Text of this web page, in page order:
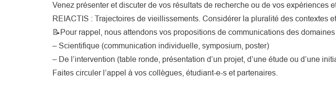
Venez présenter et discuter de vos résultats de recherche ou de vos expériences
REIACTIS : Trajectoires de vieillissements. Considérer la pluralité des contextes
📝Pour rappel, nous attendons vos propositions de communications des domaines
– Scientifique (communication individuelle, symposium, poster)
– De l’intervention (table ronde, présentation d’un projet, d’une étude ou d’une
Faites circuler l’appel à vos collègues, étudiant-e-s et partenaires.